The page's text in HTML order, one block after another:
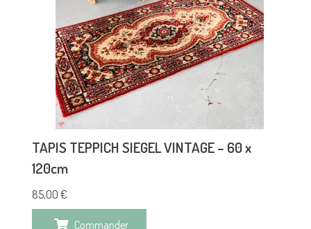
TAPIS TEPPICH SIEGEL VINTAGE – 60 x
120cm
85,00 €
Commander